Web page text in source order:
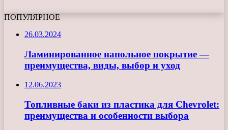
ПОПУЛЯРНОЕ
26.03.2024
Ламинированное напольное покрытие —
преимущества, виды, выбор и уход
12.06.2023
Топливные баки из пластика для Chevrolet:
преимущества и особенности выбора